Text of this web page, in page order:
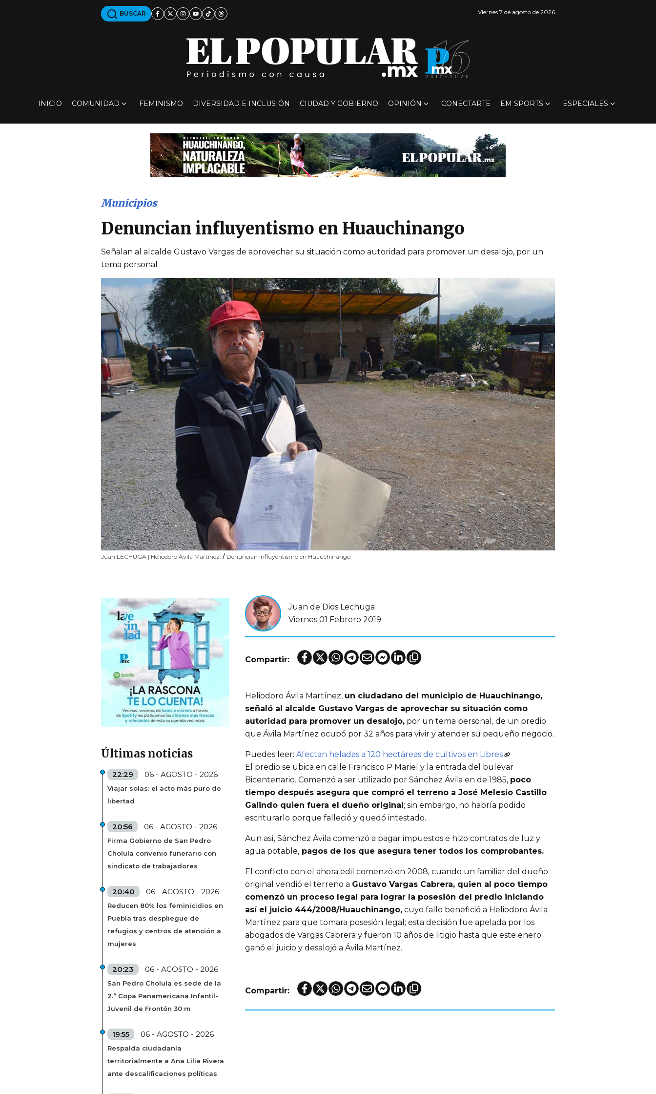
BUSCAR Viernes 7 de agosto de 2026
INICIO COMUNIDAD FEMINISMO DIVERSIDAD E INCLUSIÓN CIUDAD Y GOBIERNO OPINIÓN CONECTARTE EM SPORTS ESPECIALES
Juan LECHUGA | Heliodoro Ávila Martínez. / Denuncian influyentismo en Huauchinango
Municipios
Denuncian influyentismo en Huauchinango
Señalan al alcalde Gustavo Vargas de aprovechar su situación como autoridad para promover un desalojo, por un
tema personal
Últimas noticias
22:29 06 - AGOSTO - 2026
Viajar solas: el acto más puro de
libertad
20:56 06 - AGOSTO - 2026
Firma Gobierno de San Pedro
Cholula convenio funerario con
sindicato de trabajadores
20:40 06 - AGOSTO - 2026
Reducen 80% los feminicidios en
Puebla tras despliegue de
refugios y centros de atención a
mujeres
20:23 06 - AGOSTO - 2026
San Pedro Cholula es sede de la
2.ª Copa Panamericana Infantil-
Juvenil de Frontón 30 m
19:55 06 - AGOSTO - 2026
Respalda ciudadanía
territorialmente a Ana Lilia Rivera
ante descalificaciones políticas
Juan de Dios Lechuga
Viernes 01 Febrero 2019
Compartir:
Heliodoro Ávila Martínez, un ciudadano del municipio de Huauchinango,
señaló al alcalde Gustavo Vargas de aprovechar su situación como
autoridad para promover un desalojo, por un tema personal, de un predio
que Ávila Martínez ocupó por 32 años para vivir y atender su pequeño negocio.
Puedes leer: Afectan heladas a 120 hectáreas de cultivos en Libres
El predio se ubica en calle Francisco P Mariel y la entrada del bulevar
Bicentenario. Comenzó a ser utilizado por Sánchez Ávila en de 1985, poco
tiempo después asegura que compró el terreno a José Melesio Castillo
Galindo quien fuera el dueño original; sin embargo, no habría podido
escriturarlo porque falleció y quedó intestado.
Aun así, Sánchez Ávila comenzó a pagar impuestos e hizo contratos de luz y
agua potable, pagos de los que asegura tener todos los comprobantes.
El conflicto con el ahora edil comenzó en 2008, cuando un familiar del dueño
original vendió el terreno a Gustavo Vargas Cabrera, quien al poco tiempo
comenzó un proceso legal para lograr la posesión del predio iniciando
así el juicio 444/2008/Huauchinango, cuyo fallo benefició a Heliodoro Ávila
Martínez para que tomara posesión legal; esta decisión fue apelada por los
abogados de Vargas Cabrera y fueron 10 años de litigio hasta que este enero
ganó el juicio y desalojó a Ávila Martínez.
Compartir: